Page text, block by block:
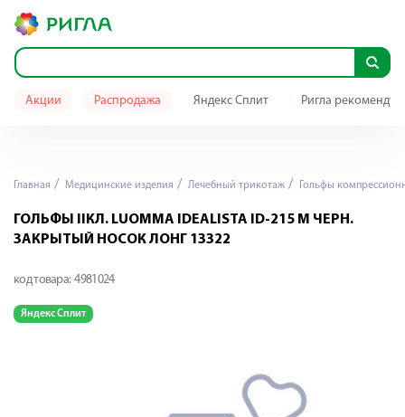
Акции Распродажа Яндекс Сплит Ригла
Главная Медицинские изделия Лечебный трикотаж Гольфы
ГОЛЬФЫ IIКЛ. LUOMMA IDEALISTA ID-215 M ЧЕРН.
ЗАКРЫТЫЙ НОСОК ЛОНГ 13322
код товара: 4981024
Яндекс Сплит